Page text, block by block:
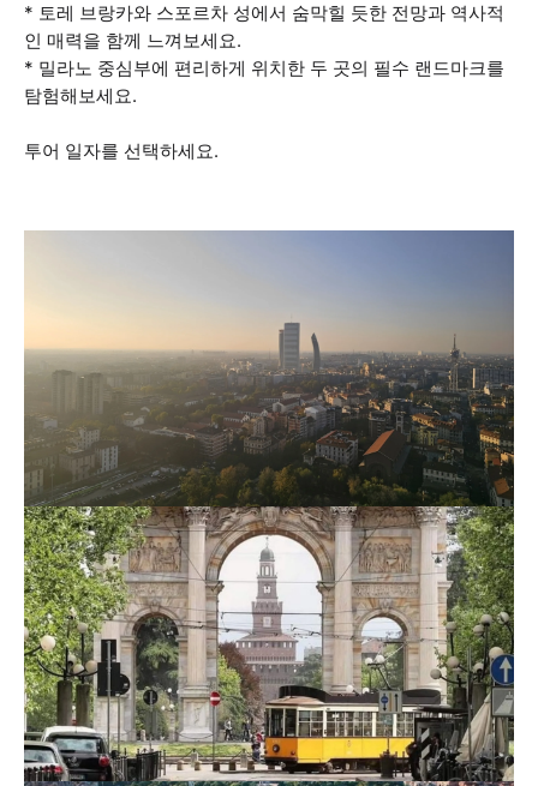
* 토레 브랑카와 스포르차 성에서 숨막힐 듯한 전망과 역사적
인 매력을 함께 느껴보세요.
* 밀라노 중심부에 편리하게 위치한 두 곳의 필수 랜드마크를
탐험해보세요.
투어 일자를 선택하세요.